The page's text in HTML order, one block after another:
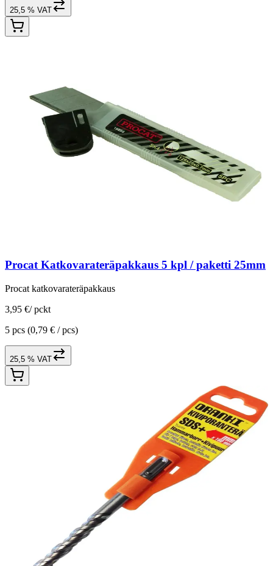
25,5 % VAT
Procat Katkovarateräpakkaus 5 kpl / paketti 25mm
Procat katkovarateräpakkaus
3,95 €/ pckt
5 pcs (0,79 € / pcs)
25,5 % VAT